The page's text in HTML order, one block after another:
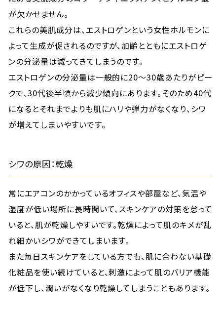
が欠かせません。
これらの美肌成分は、エストロゲンという女性ホルモンに
よって生成が促されるのですが、加齢とともにエストロゲ
ンの分泌量は減ってきてしまうのです。
エストロゲンの分泌量は一般的に20〜30歳あたりがピー
クで、30代後半頃から減少傾向にあります。そのため40代
になるとそれまでよりも肌にハリや弾力がなくなり、シワ
が増えてしまいやすいです。
シワの原因：乾燥
常にエアコンのかかっているオフィスや部屋など、気温や
湿度が低い場所に長時間いて、スキンケアの対策を怠って
いると、肌が乾燥しやすいです。乾燥によって肌のキメが乱
れ細かいシワができてしまいます。
また毎日スキンケアをしている方でも、肌に合わない基礎
化粧品を使い続けていると、刺激によって肌のバリア機能
が低下し、潤いがなくなり乾燥してしまうこともあります。